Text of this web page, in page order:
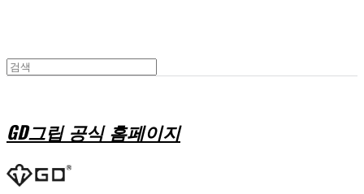
GD그립 공식 홈페이지